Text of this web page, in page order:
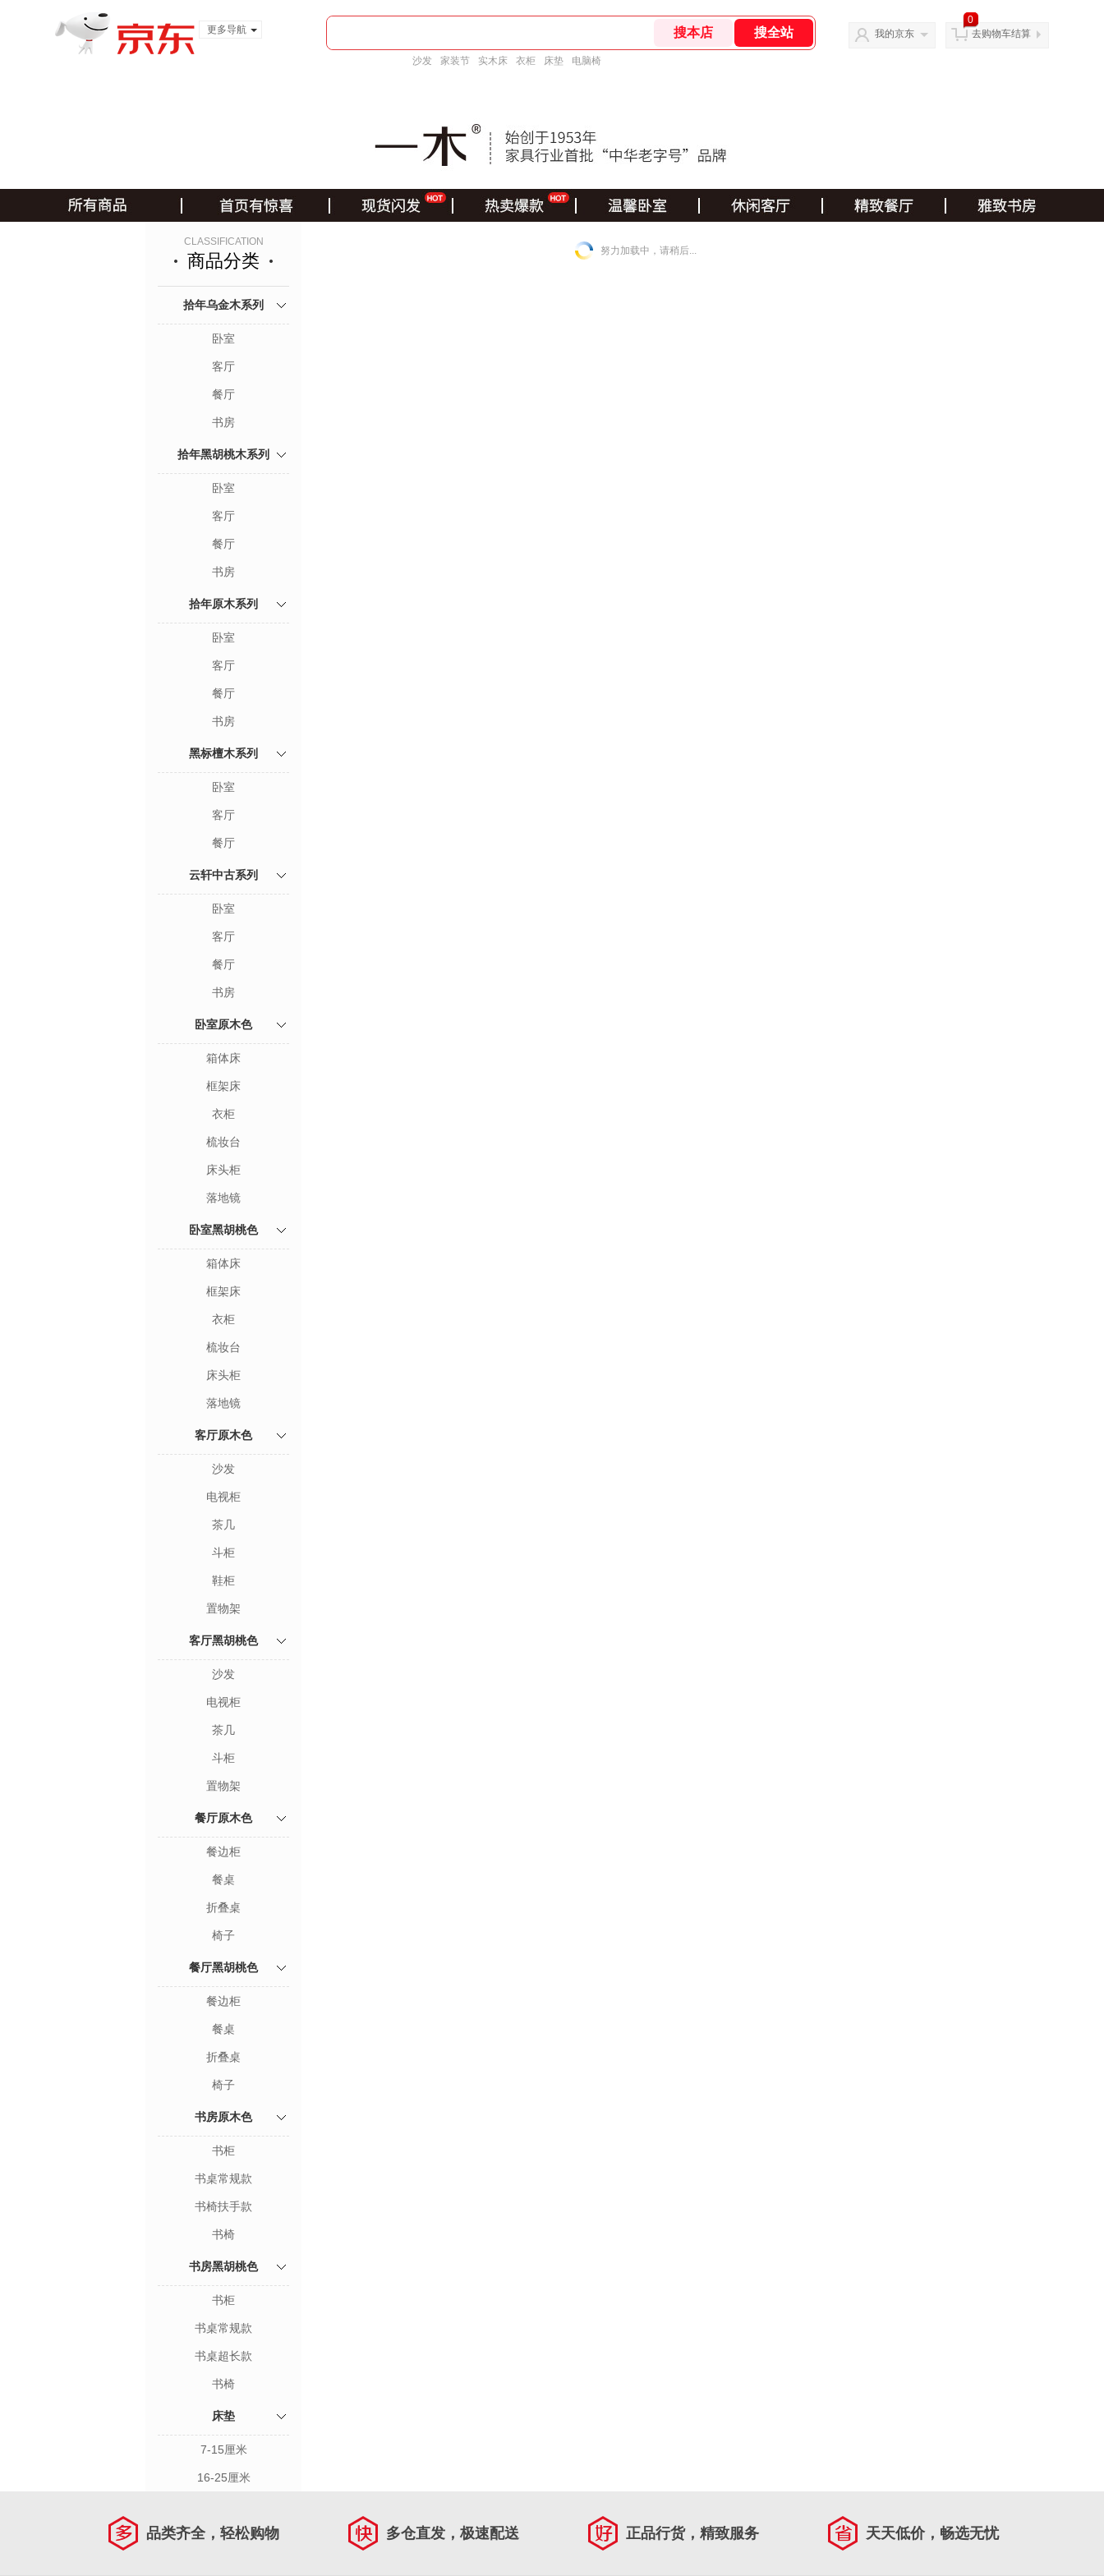
更多导航
沙发 家装节 实木床 衣柜 床垫 电脑椅
我的京东
0
去购物车结算
CLASSIFICATION
商品分类
拾年乌金木系列
卧室
客厅
餐厅
书房
拾年黑胡桃木系列
卧室
客厅
餐厅
书房
拾年原木系列
卧室
客厅
餐厅
书房
黑标檀木系列
卧室
客厅
餐厅
云轩中古系列
卧室
客厅
餐厅
书房
卧室原木色
箱体床
框架床
衣柜
梳妆台
床头柜
落地镜
卧室黑胡桃色
箱体床
框架床
衣柜
梳妆台
床头柜
落地镜
客厅原木色
沙发
电视柜
茶几
斗柜
鞋柜
置物架
客厅黑胡桃色
沙发
电视柜
茶几
斗柜
置物架
餐厅原木色
餐边柜
餐桌
折叠桌
椅子
餐厅黑胡桃色
餐边柜
餐桌
折叠桌
椅子
书房原木色
书柜
书桌常规款
书椅扶手款
书椅
书房黑胡桃色
书柜
书桌常规款
书桌超长款
书椅
床垫
7-15厘米
16-25厘米
努力加载中，请稍后...
品类齐全，轻松购物 多仓直发，极速配送 正品行货，精致服务 天天低价，畅选无忧